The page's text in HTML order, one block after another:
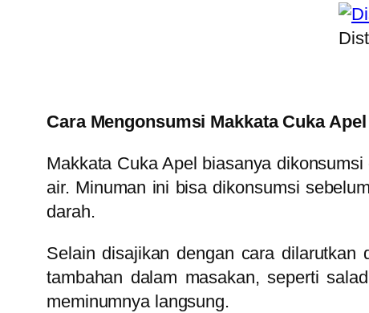
Cara Mengonsumsi Makkata Cuka Apel
Makkata Cuka Apel biasanya
air. Minuman ini bisa dikonsumsi
darah.
Selain disajikan dengan cara
tambahan dalam masakan, seperti
meminumnya langsung.